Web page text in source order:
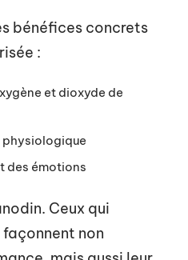
bénéfices concrets
:
et dioxyde de
des émotions
Ceux qui
non